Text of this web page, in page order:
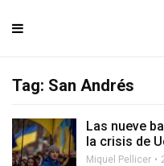
Tag: San Andrés
Las nueve
la crisis de
Miquel Pellicer